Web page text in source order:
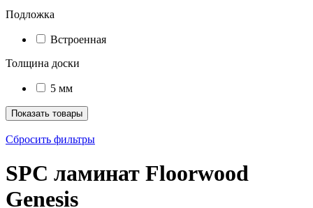
Подложка
Встроенная
Толщина доски
5 мм
Показать товары
Сбросить фильтры
SPC ламинат Floorwood
Genesis